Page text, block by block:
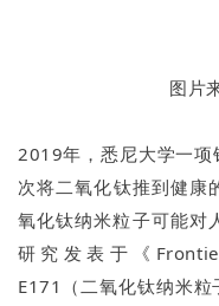
图片
2019年，悉尼大学一项
次将二氧化钛推到健
氧化钛纳米粒子可能对
研究发表于《
E171（二氧化钛纳米